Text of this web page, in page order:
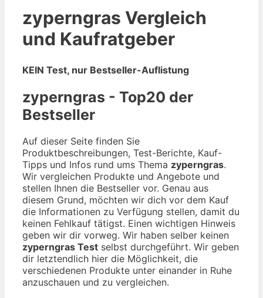
zyperngras Vergleich
und Kaufratgeber
KEIN Test, nur Bestseller-Auflistung
zyperngras - Top20 der
Bestseller
Auf dieser Seite finden Sie
Produktbeschreibungen, Test-Berichte, Kauf-
Tipps und Infos rund ums Thema zyperngras.
Wir vergleichen Produkte und Angebote und
stellen Ihnen die Bestseller vor. Genau aus
diesem Grund, möchten wir dich vor dem Kauf
die Informationen zu Verfügung stellen, damit du
keinen Fehlkauf tätigst. Einen wichtigen Hinweis
geben wir dir vorweg. Wir haben selber keinen
zyperngras Test selbst durchgeführt. Wir geben
dir letztendlich hier die Möglichkeit, die
verschiedenen Produkte unter einander in Ruhe
anzuschauen und zu vergleichen.